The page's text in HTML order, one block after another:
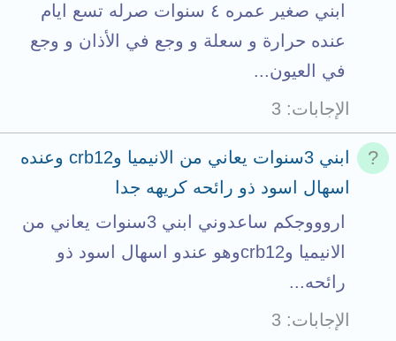
ابني صغير عمره ٤ سنوات صرله تسع ايام
عنده حرارة و سعلة و وجع في الأذان و وجع
في العيون...
الإجابات
3
ابني 3سنوات يعاني من الانيميا وcrb12 وعنده
اسهال اسود ذو رائحه كريهه جدا
اروووجكم ساعدوني ابني 3سنوات يعاني من
الانيميا وcrb12وهو عندو اسهال اسود ذو
رائحه...
الإجابات
3